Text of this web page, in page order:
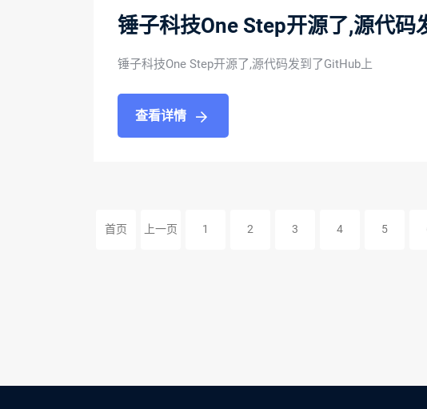
锤子科技One Step开源了,源代码
锤子科技One Step开源了,源代码发到了GitHub上
查看详情
首页 上一页 1 2 3 4 5